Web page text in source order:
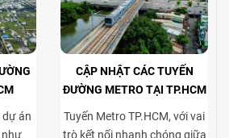
án
CẬP NHẬT CÁC TUYẾN
ĐƯỜNG METRO TẠI TP.HCM
Tuyến Metro TP.HCM, với vai